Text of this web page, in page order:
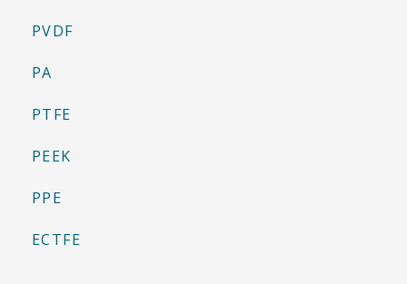
PVDF
PA
PTFE
PEEK
PPE
ECTFE